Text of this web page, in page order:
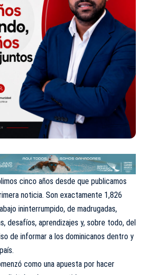
cinco años desde que publicamos
noticia. Son exactamente 1,826
ininterrumpido, de madrugadas,
desafíos, aprendizajes y, sobre todo, del
de informar a los dominicanos dentro y
como una apuesta por hacer